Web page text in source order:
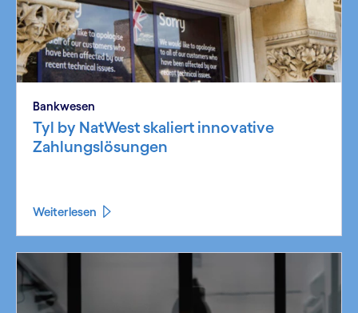
Bankwesen
Tyl by NatWest skaliert innovative
Zahlungslösungen
Weiterlesen